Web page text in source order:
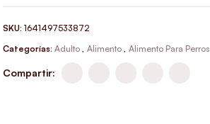
SKU: 1641497533872
Categorías: Adulto , Alimento , Alimento Para Perros
Compartir: